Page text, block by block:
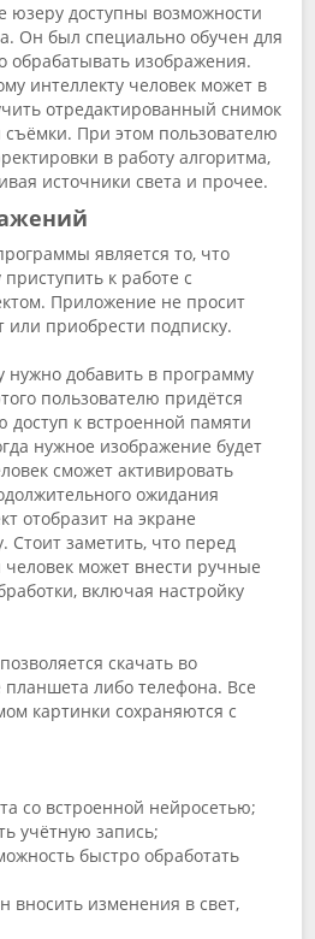
юзеру доступны возможности
Он был специально обучен для
обрабатывать изображения.
интеллекту человек может в
отредактированный снимок
При этом пользователю
в работу алгоритма,
источники света и прочее.
является то, что
к работе с
Приложение не просит
или приобрести подписку.
добавить в программу
пользователю придётся
к встроенной памяти
нужное изображение будет
сможет активировать
ожидания
отобразит на экране
Стоит заметить, что перед
может внести ручные
включая настройку
скачать во
либо телефона. Все
картинки сохраняются с
со встроенной нейросетью;
учётную запись;
быстро обработать
вносить изменения в свет,